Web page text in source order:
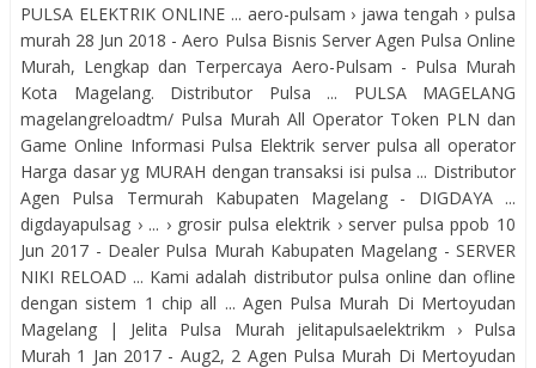
PULSA ELEKTRIK ONLINE ... aero-pulsam › jawa tengah › pulsa
murah 28 Jun 2018 - Aero Pulsa Bisnis Server Agen Pulsa Online
Murah, Lengkap dan Terpercaya Aero-Pulsam - Pulsa Murah
Kota Magelang. Distributor Pulsa ... PULSA MAGELANG
magelangreloadtm/ Pulsa Murah All Operator Token PLN dan
Game Online Informasi Pulsa Elektrik server pulsa all operator
Harga dasar yg MURAH dengan transaksi isi pulsa ... Distributor
Agen Pulsa Termurah Kabupaten Magelang - DIGDAYA ...
digdayapulsag › ... › grosir pulsa elektrik › server pulsa ppob 10
Jun 2017 - Dealer Pulsa Murah Kabupaten Magelang - SERVER
NIKI RELOAD ... Kami adalah distributor pulsa online dan ofline
dengan sistem 1 chip all ... Agen Pulsa Murah Di Mertoyudan
Magelang | Jelita Pulsa Murah jelitapulsaelektrikm › Pulsa
Murah 1 Jan 2017 - Aug2, 2 Agen Pulsa Murah Di Mertoyudan